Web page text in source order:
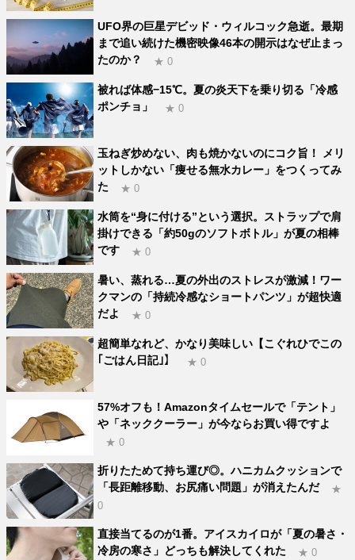
UFO界の巨星デビッド・ウィルコック急逝。最期
まで追い続けた機密映像46本の開示はなぜ止まっ
たのか？
★ 0
被れば体感−15℃。夏の炎天下を乗り切る「冷感
ポンチョ」
★ 0
玉ねぎ炒めない、肉も焼かないのにコク旨！ メリ
ットしかない「痩せる無水カレー」をつくってみ
た
★ 0
水筒を“身に付ける”という選択。ストラップで肩
掛けできる「約50gのソフトボトル」が夏の相棒
です
★ 0
暑い、蒸れる…夏の外出のストレスが激減！ワー
クマンの「持続冷感なショートパンツ」が超快適
だよ
★ 0
超簡単なれど、かなり美味しい【こぐれひでこの
｢ごはん日記｣】
★ 0
57%オフも！Amazonタイムセールで「テント」
や「ネッククーラー」が今ならお買い得ですよ
★ 0
折りたためて持ち運び◎。ハニカムクッションで
「長距離移動、お尻痛い問題」が消えたんだ
★
0
直接当てるのが1番。アイスカイロが「夏の暑さ・
冷房の寒さ」どっちも解決してくれた
★ 0